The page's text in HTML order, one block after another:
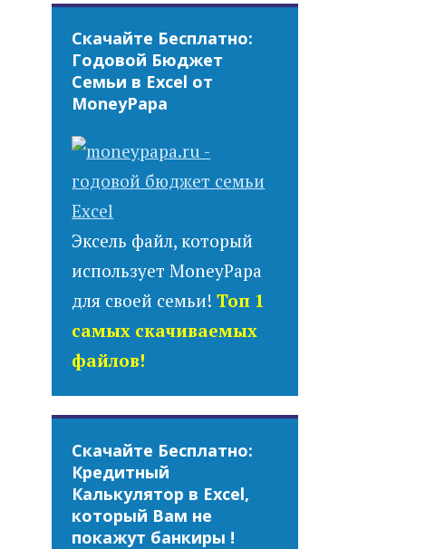
Скачайте Бесплатно:
Годовой Бюджет
Семьи в Excel от
MoneyPapa
Эксель файл, который
использует MoneyPapa
для своей семьи!Топ 1
самых скачиваемых
файлов!
Скачайте Бесплатно:
Кредитный
Калькулятор в Excel,
который Вам не
покажут банкиры !